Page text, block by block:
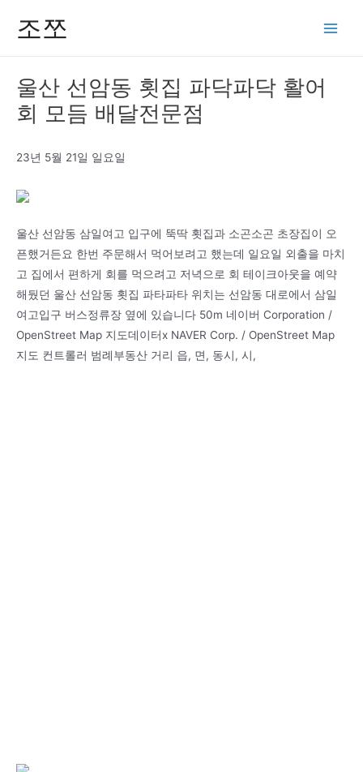
조쪼
울산 선암동 횟집 파닥파닥 활어
회 모듬 배달전문점
23년 5월 21일 일요일
울산 선암동 삼일여고 입구에 뚝딱 횟집과 소곤소곤 초장집이 오
픈했거든요 한번 주문해서 먹어보려고 했는데 일요일 외출을 마치
고 집에서 편하게 회를 먹으려고 저녁으로 회 테이크아웃을 예약
해뒀던 울산 선암동 횟집 파타파타 위치는 선암동 대로에서 삼일
여고입구 버스정류장 옆에 있습니다 50m 네이버 Corporation /
OpenStreet Map 지도데이터x NAVER Corp. / OpenStreet Map
지도 컨트롤러 범례부동산 거리 읍, 면, 동시, 시,